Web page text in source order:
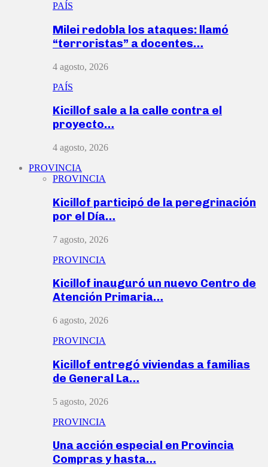
PAÍS
Milei redobla los ataques: llamó
“terroristas” a docentes…
4 agosto, 2026
PAÍS
Kicillof sale a la calle contra el
proyecto…
4 agosto, 2026
PROVINCIA
PROVINCIA
Kicillof participó de la peregrinación
por el Día…
7 agosto, 2026
PROVINCIA
Kicillof inauguró un nuevo Centro de
Atención Primaria…
6 agosto, 2026
PROVINCIA
Kicillof entregó viviendas a familias
de General La…
5 agosto, 2026
PROVINCIA
Una acción especial en Provincia
Compras y hasta…